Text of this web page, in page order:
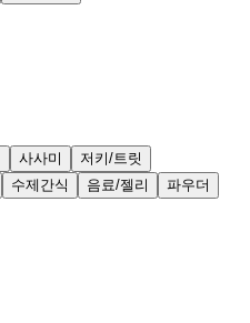
사사미
저키/트릿
수제간식 음료/젤리 파우더